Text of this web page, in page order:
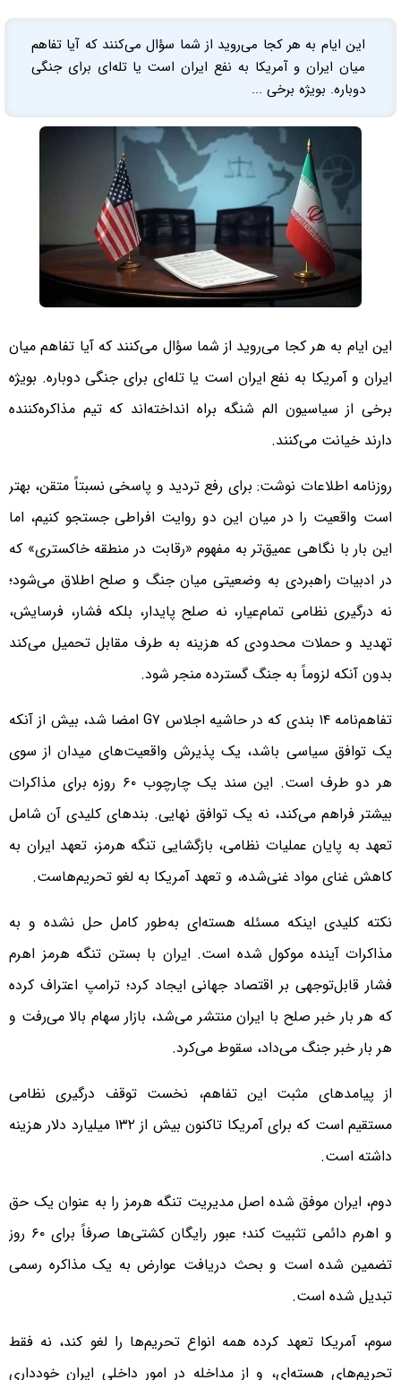
این ایام به هر کجا می‌روید از شما سؤال می‌کنند که آیا تفاهم
میان ایران و آمریکا به نفع ایران است یا تله‌ای برای جنگی
دوباره. بویژه برخی ...
این ایام به هر کجا می‌روید از شما سؤال می‌کنند که آیا تفاهم میان
ایران و آمریکا به نفع ایران است یا تله‌ای برای جنگی دوباره. بویژه
برخی از سیاسیون الم شنگه براه انداخته‌اند که تیم مذاکره‌کننده
دارند خیانت می‌کنند.
روزنامه اطلاعات نوشت: برای رفع تردید و پاسخی نسبتاً متقن، بهتر
است واقعیت را در میان این دو روایت افراطی جستجو کنیم، اما
این بار با نگاهی عمیق‌تر به مفهوم «رقابت در منطقه خاکستری» که
در ادبیات راهبردی به وضعیتی میان جنگ و صلح اطلاق می‌شود؛
نه درگیری نظامی تمام‌عیار، نه صلح پایدار، بلکه فشار، فرسایش،
تهدید و حملات محدودی که هزینه به طرف مقابل تحمیل می‌کند
بدون آنکه لزوماً به جنگ گسترده منجر شود.
تفاهم‌نامه ۱۴ بندی که در حاشیه اجلاس G۷ امضا شد، بیش از آنکه
یک توافق سیاسی باشد، یک پذیرش واقعیت‌های میدان از سوی
هر دو طرف است. این سند یک چارچوب ۶۰ روزه برای مذاکرات
بیشتر فراهم می‌کند، نه یک توافق نهایی. بندهای کلیدی آن شامل
تعهد به پایان عملیات نظامی، بازگشایی تنگه هرمز، تعهد ایران به
کاهش غنای مواد غنی‌شده، و تعهد آمریکا به لغو تحریم‌هاست.
نکته کلیدی اینکه مسئله هسته‌ای به‌طور کامل حل نشده و به
مذاکرات آینده موکول شده است. ایران با بستن تنگه هرمز اهرم
فشار قابل‌توجهی بر اقتصاد جهانی ایجاد کرد؛ ترامپ اعتراف کرده
که هر بار خبر صلح با ایران منتشر می‌شد، بازار سهام بالا می‌رفت و
هر بار خبر جنگ می‌داد، سقوط می‌کرد.
از پیامدهای مثبت این تفاهم، نخست توقف درگیری نظامی
مستقیم است که برای آمریکا تاکنون بیش از ۱۳۲ میلیارد دلار هزینه
داشته است.
دوم، ایران موفق شده اصل مدیریت تنگه هرمز را به عنوان یک حق
و اهرم دائمی تثبیت کند؛ عبور رایگان کشتی‌ها صرفاً برای ۶۰ روز
تضمین شده است و بحث دریافت عوارض به یک مذاکره رسمی
تبدیل شده است.
سوم، آمریکا تعهد کرده همه انواع تحریم‌ها را لغو کند، نه فقط
تحریم‌های هسته‌ای، و از مداخله در امور داخلی ایران خودداری